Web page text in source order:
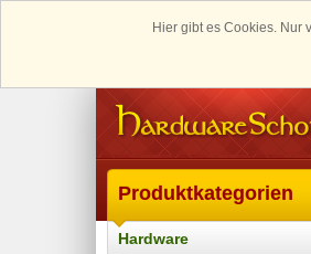
Hier gibt es Cookies. Nur
Produktkategorien
Hardware